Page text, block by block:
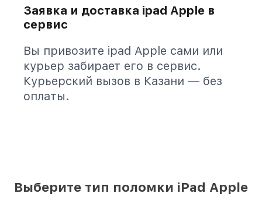
Заявка и доставка ipad Apple в
сервис
Вы привозите ipad Apple сами или
курьер забирает его в сервис.
Курьерский вызов в Казани — без
оплаты.
Выберите тип поломки iPad Apple